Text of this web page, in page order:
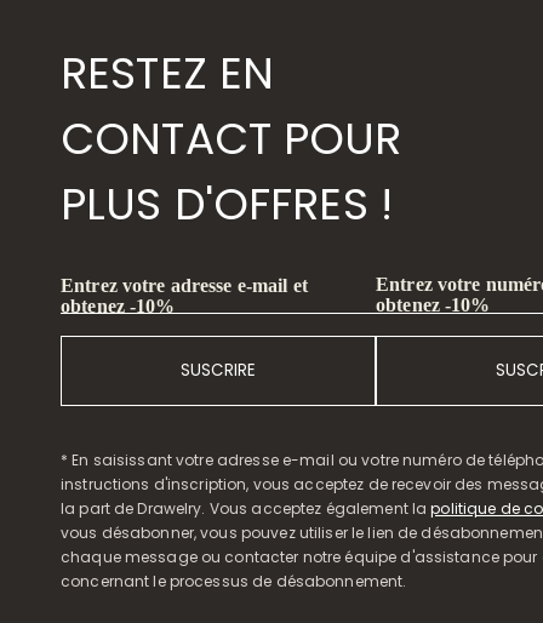
RESTEZ EN
CONTACT POUR
PLUS D'OFFRES !
Entrez votre adresse e-mail et
obtenez -10%
SUSCRIRE
Entrez votre
obtenez -10%
* En saisissant votre adresse e-mail ou votre numéro de
instructions d'inscription, vous acceptez de recevoir des
la part de Drawelry. Vous acceptez également lapolitique de
vous désabonner, vous pouvez utiliser le lien de
chaque message ou contacter notre équipe d'assistance pour
concernant le processus de désabonnement.